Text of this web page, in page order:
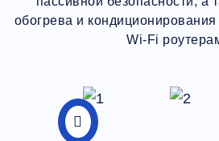
обогрева и
Wi-Fi